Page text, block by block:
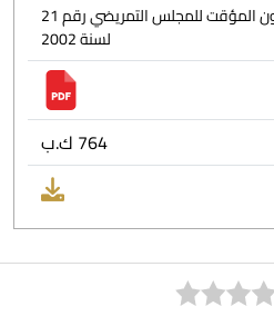
القانون المؤقت للمجلس التمريضي رقم 21
لسنة 2002
764 ك.ب